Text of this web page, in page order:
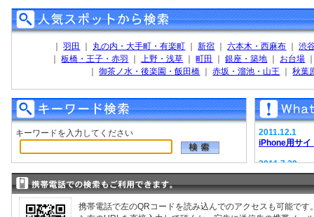
｜羽田 丸の内・大手町・有楽町 ｜新宿 ｜六本木・西麻布 ｜渋
｜板橋・王子・赤羽 ｜上野・浅草 ｜町田 ｜銀座・築地 お台場
｜御茶ノ水・後楽園・飯田橋 ｜赤坂・溜池・山王 ｜秋葉
キーワードを入力してください
2011.12.1
iPhone用サイ
2011.7.29
EV充電器情
2008.9.12
駐車場検索サ
携帯電話で左のQRコードを読み込んでのアクセスも可能です